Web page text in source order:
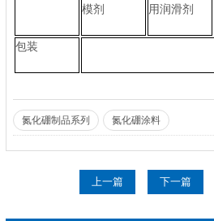
模剂
用润滑剂
包装
氮化硼制品系列 氮化硼涂料
上一篇 下一篇